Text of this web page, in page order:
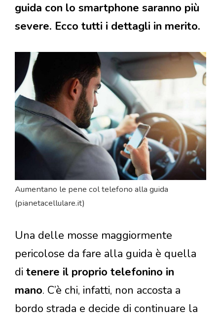
guida con lo smartphone saranno più
severe. Ecco tutti i dettagli in merito.
Aumentano le pene col telefono alla guida
(pianetacellulare.it)
Una delle mosse maggiormente
pericolose da fare alla guida è quella
di tenere il proprio telefonino in
mano. C’è chi, infatti, non accosta a
bordo strada e decide di continuare la